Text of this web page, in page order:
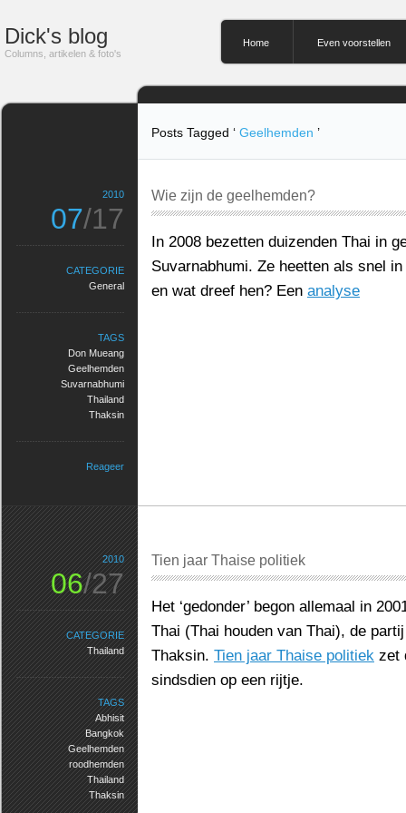
Dick's blog
Columns, artikelen & foto's
Home Even voorstellen
Posts Tagged ‘ Geelhemden ’
Wie zijn de geelhemden?
In 2008 bezetten duizenden Thai in
Suvarnabhumi. Ze heetten als snel
en wat dreef hen? Een analyse
2010
07/17
CATEGORIE
General
TAGS
Don Mueang
Geelhemden
Suvarnabhumi
Thailand
Thaksin
Reageer
Tien jaar Thaise politiek
Het ‘gedonder’ begon allemaal in
Thai (Thai houden van Thai), de
Thaksin. Tien jaar Thaise politiek zet
sindsdien op een rijtje.
2010
06/27
CATEGORIE
Thailand
TAGS
Abhisit
Bangkok
Geelhemden
roodhemden
Thailand
Thaksin